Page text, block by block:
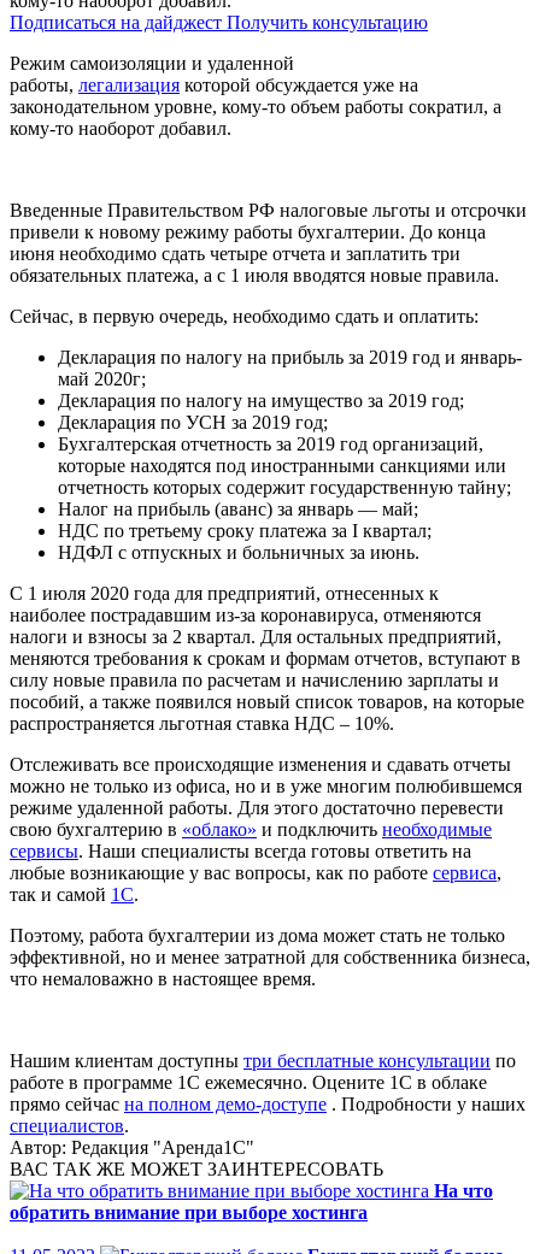
Подписаться на дайджест Получить консультацию
Режим самоизоляции и удаленной
работы, легализация которой обсуждается уже на
законодательном уровне, кому-то объем работы сократил, а
кому-то наоборот добавил.
Введенные Правительством РФ налоговые льготы и отсрочки
привели к новому режиму работы бухгалтерии. До конца
июня необходимо сдать четыре отчета и заплатить три
обязательных платежа, а с 1 июля вводятся новые правила.
Сейчас, в первую очередь, необходимо сдать и оплатить:
Декларация по налогу на прибыль за 2019 год и январь-
май 2020г;
Декларация по налогу на имущество за 2019 год;
Декларация по УСН за 2019 год;
Бухгалтерская отчетность за 2019 год организаций,
которые находятся под иностранными санкциями или
отчетность которых содержит государственную тайну;
Налог на прибыль (аванс) за январь — май;
НДС по третьему сроку платежа за I квартал;
НДФЛ с отпускных и больничных за июнь.
С 1 июля 2020 года для предприятий, отнесенных к
наиболее пострадавшим из-за коронавируса, отменяются
налоги и взносы за 2 квартал. Для остальных предприятий,
меняются требования к срокам и формам отчетов, вступают в
силу новые правила по расчетам и начислению зарплаты и
пособий, а также появился новый список товаров, на которые
распространяется льготная ставка НДС – 10%.
Отслеживать все происходящие изменения и сдавать отчеты
можно не только из офиса, но и в уже многим полюбившемся
режиме удаленной работы. Для этого достаточно перевести
свою бухгалтерию в «облако» и подключить необходимые
сервисы. Наши специалисты всегда готовы ответить на
любые возникающие у вас вопросы, как по работе сервиса,
так и самой 1С.
Поэтому, работа бухгалтерии из дома может стать не только
эффективной, но и менее затратной для собственника бизнеса,
что немаловажно в настоящее время.
Нашим клиентам доступны три бесплатные консультации по
работе в программе 1С ежемесячно. Оцените 1С в облаке
прямо сейчас на полном демо-доступе . Подробности у наших
специалистов.
Автор: Редакция "Аренда1С"
ВАС ТАК ЖЕ МОЖЕТ ЗАИНТЕРЕСОВАТЬ
На что
обратить внимание при выборе хостинга